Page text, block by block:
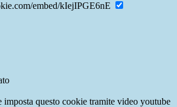
embed/kIejIPGE6nE
imposta questo cookie tramite video youtube